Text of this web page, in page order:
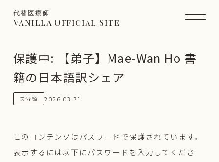
代替医療師
Vanilla Official Site
保護中: 【弟子】Mae-Wan Ho 書
籍の日本語訳シェア
未分類 2026.03.31
このコンテンツはパスワードで保護されています。
表示するには以下にパスワードを入力してくださ